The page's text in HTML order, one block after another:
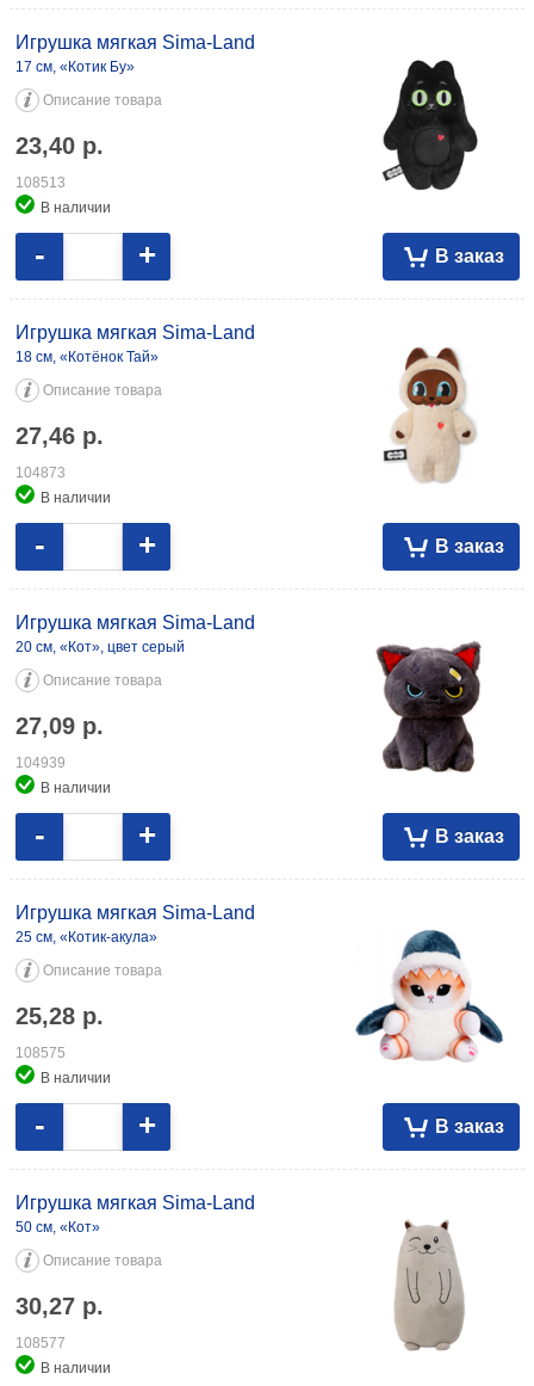
Игрушка мягкая Sima-Land
17 см, «Котик Бу»
Описание товара
23,40 р.
108513
В наличии
В заказ
- +
Игрушка мягкая Sima-Land
18 см, «Котёнок Тай»
Описание товара
27,46 р.
104873
В наличии
В заказ
- +
Игрушка мягкая Sima-Land
20 см, «Кот», цвет серый
Описание товара
27,09 р.
104939
В наличии
В заказ
- +
Игрушка мягкая Sima-Land
25 см, «Котик-акула»
Описание товара
25,28 р.
108575
В наличии
В заказ
- +
Игрушка мягкая Sima-Land
50 см, «Кот»
Описание товара
30,27 р.
108577
В наличии